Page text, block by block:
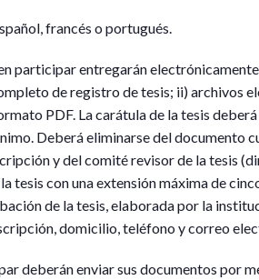
francés o portugués.
participar entregarán
de registro de tesis; ii) archivos
PDF. La carátula de la tesis
Deberá eliminarse del documento
y del comité revisor de la tesis
tesis con una extensión máxima de
de la tesis, elaborada por la
domicilio, teléfono y correo
deberán enviar sus documentos por